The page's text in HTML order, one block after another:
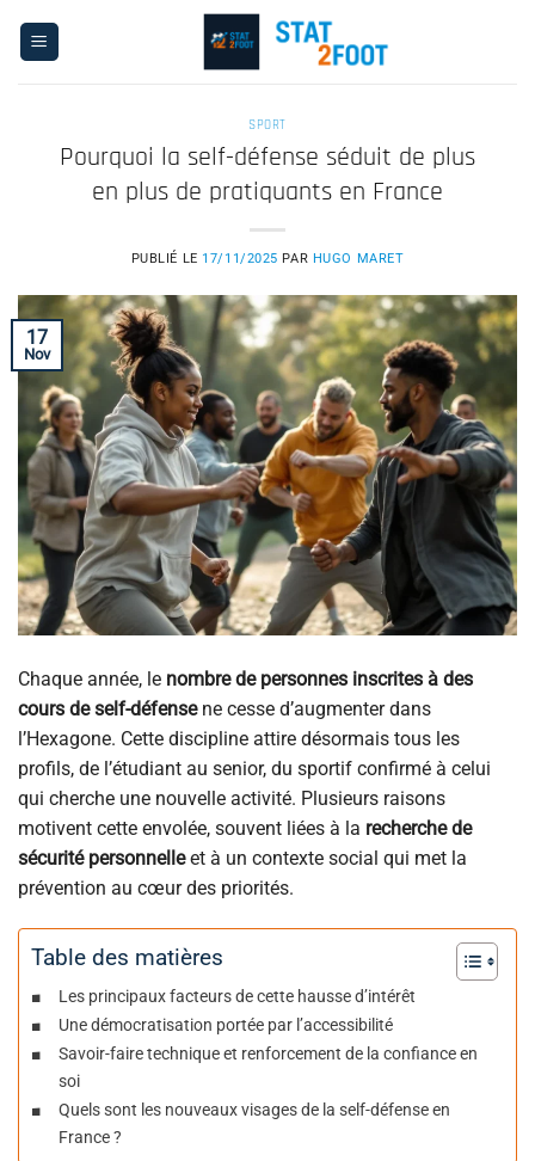
SPORT
Pourquoi la self-défense séduit de plus
en plus de pratiquants en France
PUBLIÉ LE 17/11/2025 PAR HUGO MARET
17
Nov
Chaque année, le nombre de personnes inscrites à des
cours de self-défensene cesse d’augmenter dans
l’Hexagone. Cette discipline attire désormais tous les
profils, de l’étudiant au senior, du sportif confirmé à celui
qui cherche une nouvelle activité. Plusieurs raisons
motivent cette envolée, souvent liées à la recherche de
sécurité personnelleet à un contexte social qui met la
prévention au cœur des priorités.
Table des matières
Les principaux facteurs de cette hausse d’intérêt
Une démocratisation portée par l’accessibilité
Savoir-faire technique et renforcement de la confiance en
soi
Quels sont les nouveaux visages de la self-défense en
France ?